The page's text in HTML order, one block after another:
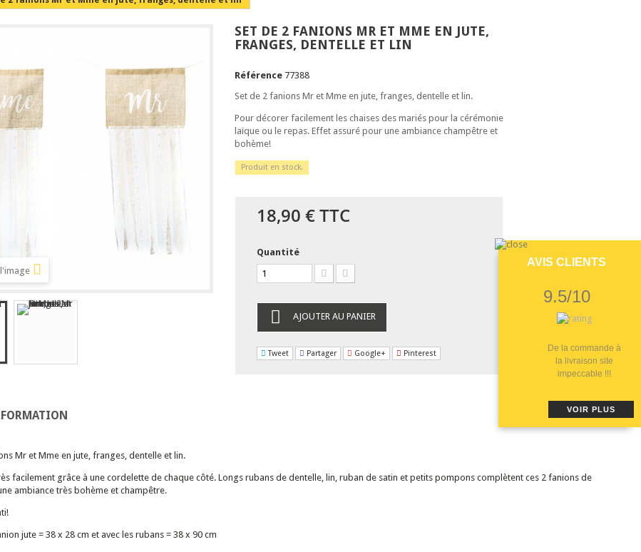
SET DE 2 FANIONS MR ET MME EN JUTE,
FRANGES, DENTELLE ET LIN
Référence 77388
Set de 2 fanions Mr et Mme en jute, franges, dentelle et lin.
Pour décorer facilement les chaises des mariés pour la cérémonie
laïque ou le repas. Effet assuré pour une ambiance champêtre et
bohème!
Produit en stock.
18,90 €TTC
Quantité
AJOUTER AU PANIER
Tweet Partager Google+ Pinterest
Mr et Mme en jute, franges, dentelle et lin.
facilement grâce à une cordelette de chaque côté. Longs rubans de dentelle, lin, ruban de satin et petits pompons complètent ces 2 fanions de
ambiance très bohème et champêtre.
jute = 38 x 28 cm et avec les rubans = 38 x 90 cm
AVIS CLIENTS
9.5/10
De la commande à
la livraison site
impeccable !!!
VOIR PLUS